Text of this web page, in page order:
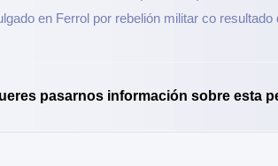
en Ferrol por rebelión militar co resultado
pasarnos información sobre esta